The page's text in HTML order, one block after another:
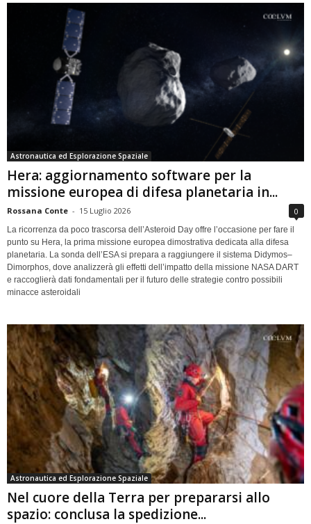
Astronautica ed Esplorazione Spaziale
Hera: aggiornamento software per la
missione europea di difesa planetaria in...
Rossana Conte - 15 Luglio 2026 0
La ricorrenza da poco trascorsa dell’Asteroid Day offre l’occasione per fare il
punto su Hera, la prima missione europea dimostrativa dedicata alla difesa
planetaria. La sonda dell’ESA si prepara a raggiungere il sistema Didymos–
Dimorphos, dove analizzerà gli effetti dell’impatto della missione NASA DART
e raccoglierà dati fondamentali per il futuro delle strategie contro possibili
minacce asteroidali
Astronautica ed Esplorazione Spaziale
Nel cuore della Terra per prepararsi allo
spazio: conclusa la spedizione...